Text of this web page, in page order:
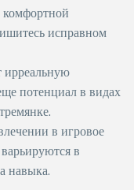
комфортной
исправном
потенциал в видах
в игровое
в
навыка.